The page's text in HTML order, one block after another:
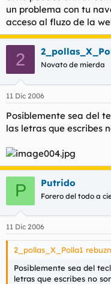
un problema con tu
acceso al fluzo de la
2 Novato de mierda
11 Dic 2006
Posiblemente sea del
las letras que escribes
P Putrido
Forero del todo a
11 Dic 2006
2_pollas_X_Polla1
Posiblemente sea del
letras que escribes no